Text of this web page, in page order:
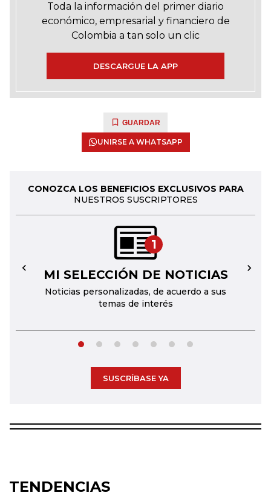
Toda la información del primer diario
económico, empresarial y financiero de
Colombia a tan solo un clic
DESCARGUE LA APP
GUARDAR
UNIRSE A WHATSAPP
CONOZCA LOS BENEFICIOS EXCLUSIVOS PARA
NUESTROS SUSCRIPTORES
1
MI SELECCIÓN DE NOTICIAS
Noticias personalizadas, de acuerdo a sus
temas de interés
← →
SUSCRÍBASE YA
TENDENCIAS